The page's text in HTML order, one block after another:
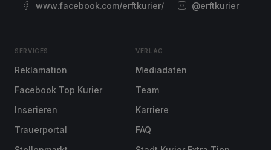
www.facebook.com/erftkurier/ @erftkurier
SERVICES
Reklamation
Facebook Top Kurier
Inserieren
Trauerportal
VERLAG
Mediadaten
Team
Karriere
FAQ